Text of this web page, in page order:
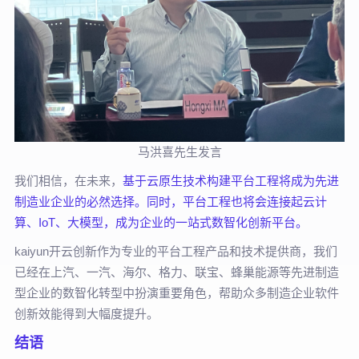
马洪喜先生发言
我们相信，在未来， 基于云原生技术构建平台工程将成为先进
制造业企业的必然选择。同时，平台工程也将会连接起云计
算、IoT、大模型，成为企业的一站式数智化创新平台。
kaiyun开云创新作为专业的平台工程产品和技术提供商，我们
已经在上汽、一汽、海尔、格力、联宝、蜂巢能源等先进制造
型企业的数智化转型中扮演重要角色，帮助众多制造企业软件
创新效能得到大幅度提升。
结语